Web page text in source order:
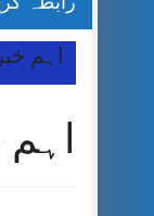
اہم
وزیر
ڈپٹی